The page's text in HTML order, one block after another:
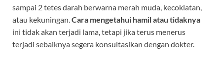
sampai 2 tetes darah berwarna merah muda, kecoklatan,
atau kekuningan. Cara mengetahui hamil atau tidaknya
ini tidak akan terjadi lama, tetapi jika terus menerus
terjadi sebaiknya segera konsultasikan dengan dokter.